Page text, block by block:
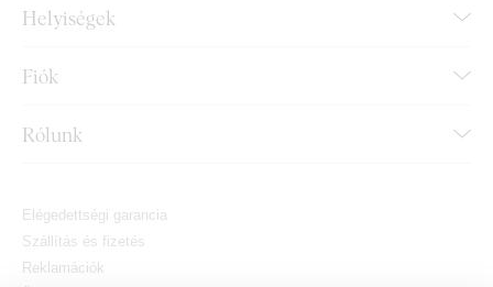
Helyiségek
Fiók
Rólunk
Elégedettségi garancia
Szállítás és fizetés
Reklamációk